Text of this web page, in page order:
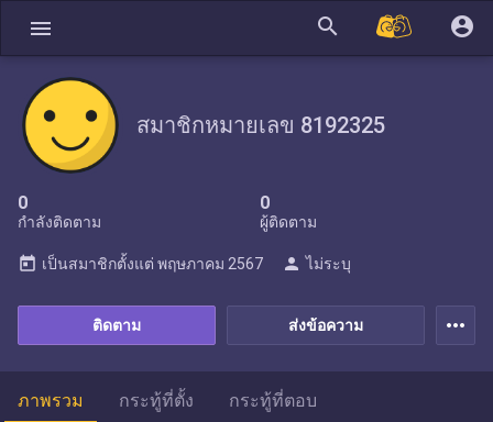
menu search account_circle
สมาชิกหมายเลข 8192325
0
กำลังติดตาม
0
ผู้ติดตาม
ส่งข้อความ
ติดตาม
today เป็นสมาชิกตั้งแต่ พฤษภาคม 2567 person ไม่ระบุ
more_horiz
ภาพรวม กระทู้ที่ตั้ง กระทู้ที่ตอบ